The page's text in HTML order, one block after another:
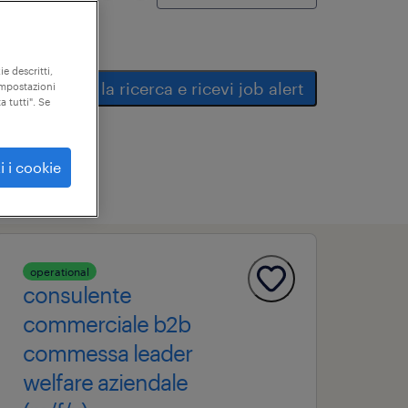
salva la ricerca e ricevi job alert
operational
consulente
commerciale b2b
commessa leader
welfare aziendale
descritti,
tutti". Se
i cookie